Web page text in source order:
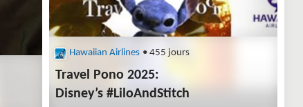
Hawaiian Airlines • 455 jours
Travel Pono 2025:
Disney’s #LiloAndStitch